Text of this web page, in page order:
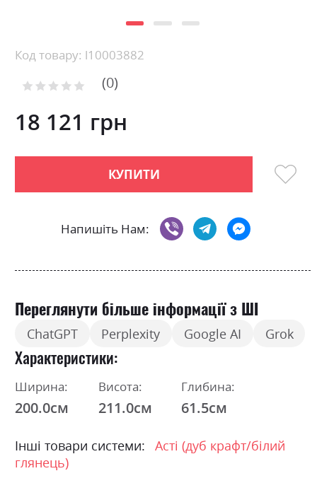
Skip
the
of
the
gallery
Код товару: l10003882
Рейтинг: 0
18 121 грн
КУПИТИ
Напишіть Нам:
Переглянути більше інформації з ШІ
ChatGPT Perplexity Google AI Grok
Характеристики
Ширина:
200.0см
Висота:
211.0см
Глибина:
61.5см
Інші товари системи:
Асті (дуб крафт/білий
глянець)